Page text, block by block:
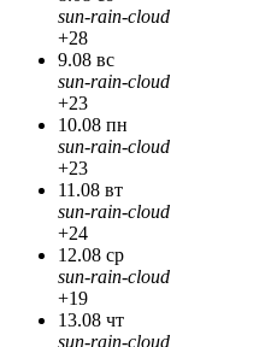
sun-rain-cloud
+28
9.08 вс
sun-rain-cloud
+23
10.08 пн
sun-rain-cloud
+23
11.08 вт
sun-rain-cloud
+24
12.08 ср
sun-rain-cloud
+19
13.08 чт
sun-rain-cloud